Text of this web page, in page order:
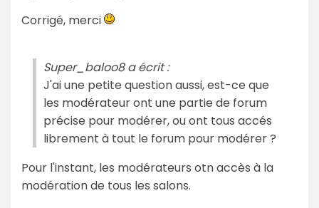
Corrigé, merci
Super_baloo8 a écrit :
J'ai une petite question aussi, est-ce que
les modérateur ont une partie de forum
précise pour modérer, ou ont tous accés
librement à tout le forum pour modérer ?
Pour l'instant, les modérateurs otn accès à la
modération de tous les salons.